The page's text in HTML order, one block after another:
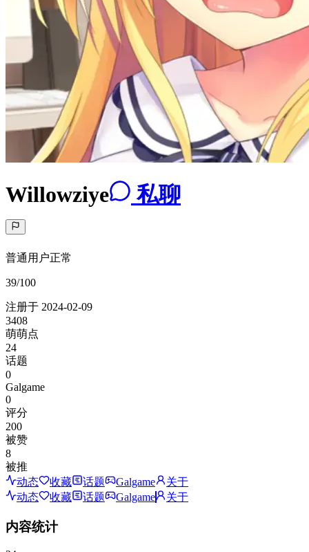
Willowziye 私聊
普通用户正常
39/100
注册于 2024-02-09
3408
萌萌点
24
话题
0
Galgame
0
评分
200
被赞
8
被推
动态
收藏 话题 Galgame
关于
动态
收藏 话题 Galgame 关于
内容统计